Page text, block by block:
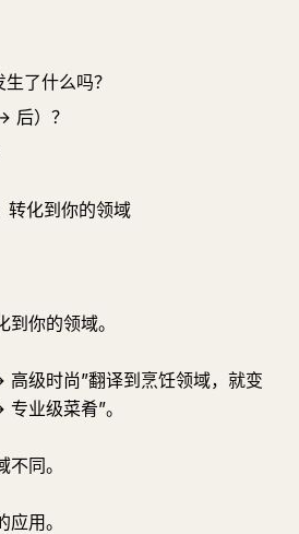
了什么吗？
后）？
转化到你的领域
你的领域。
级时尚”翻译到烹饪领域，就变
业级菜肴”。
同。
用。